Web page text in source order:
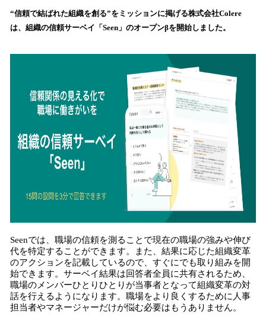
！
数
“信頼で結ばれた組織を創る”をミッションに掲げる株式会社Colere
は、組織の信頼サーベイ「Seen」のオープンβを開始しました。
Seenでは、職場の信頼を測ることで現在の職場の強みや伸び
代を特定することができます。また、結果に応じた組織変革
のアクションを記載しているので、すぐにでも取り組みを開
始できます。サーベイ結果は回答者全員に共有されるため、
職場のメンバーひとりひとりが当事者となって組織変革の対
話を行えるようになります。職場をより良くするために人事
担当者やマネージャーだけが悩む必要はもうありません。